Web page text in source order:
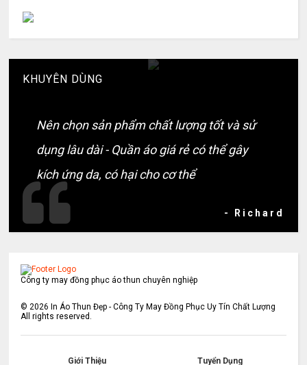
KHUYÊN DÙNG
Nên chọn sản phẩm chất lượng tốt và sử
dụng lâu dài - Quần áo giá rẻ có thể gây
kích ứng da, có hại cho cơ thể
- Richard
Công ty may đồng phục áo thun chuyên nghiệp
© 2026 In Áo Thun Đẹp - Công Ty May Đồng Phục Uy Tín Chất Lượng
All rights reserved.
Giới Thiệu Tuyển Dụng